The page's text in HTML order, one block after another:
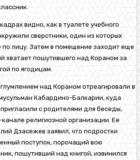
видно, как в туалете учебного
сверстники, один из которых
по лицу. Затем в помещение заходит еще
хватает пошутившего над Кораном за
по ягодицам.
над Кораном отреагировали в
Кабардино-Балкарии, куда
с родителями для беседы,
религиозной организации. Ее
Дзасежев заявил, что подростки
поступок, порочащий всю
пошутивший над книгой, извинился